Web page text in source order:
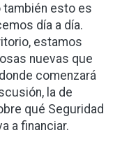
también esto es
día a día.
estamos
nuevas que
comenzará
la de
qué Seguridad
a financiar.